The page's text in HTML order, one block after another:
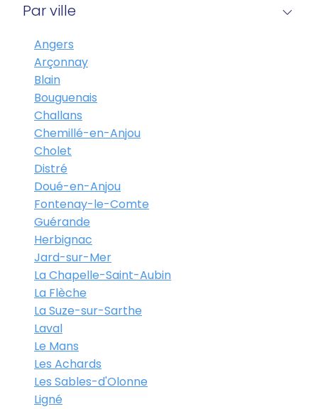
Par ville
Angers
Arçonnay
Blain
Bouguenais
Challans
Chemillé-en-Anjou
Cholet
Distré
Doué-en-Anjou
Fontenay-le-Comte
Guérande
Herbignac
Jard-sur-Mer
La Chapelle-Saint-Aubin
La Flèche
La Suze-sur-Sarthe
Laval
Le Mans
Les Achards
Les Sables-d'Olonne
Ligné